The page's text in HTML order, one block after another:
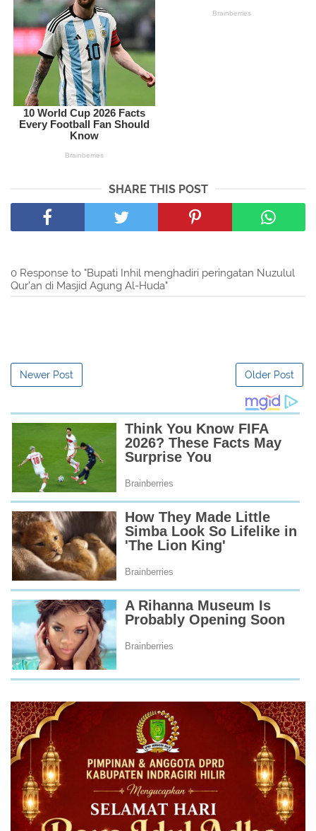
SHARE THIS POST
0 Response to "Bupati Inhil menghadiri peringatan Nuzulul
Qur'an di Masjid Agung Al-Huda"
Newer Post Older Post